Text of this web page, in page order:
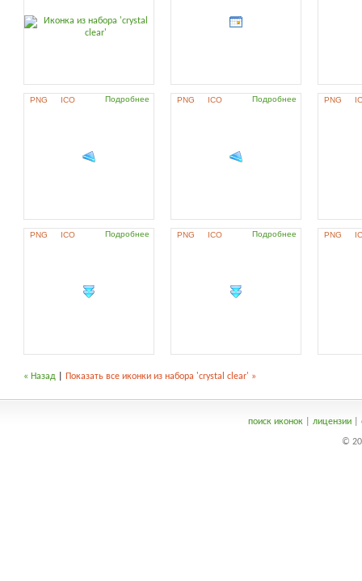
PNG ICO Подробнее PNG ICO Подробнее PNG
PNG ICO Подробнее PNG ICO Подробнее PNG
« Назад Показать все иконки из набора 'crystal clear' »
поиск иконок| лицензии|
©